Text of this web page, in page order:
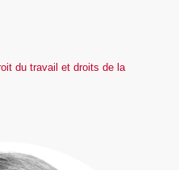
du travail et droits de la